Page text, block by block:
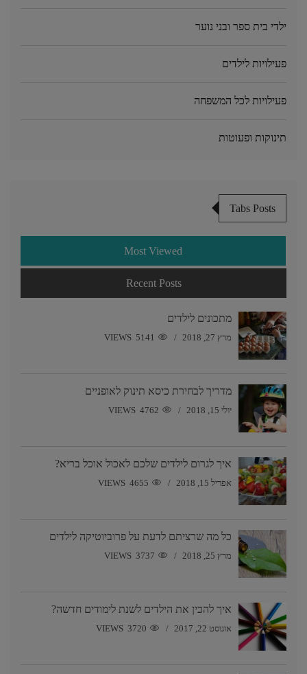
ילדי בית ספר ובני נוער
פעילויות לילדים
פעילויות לכל המשפחה
תינוקות ופעוטות
Tabs Posts
Most Viewed
Recent Posts
מתכונים לילדים
מרץ 27, 2018 5141 VIEWS
מדריך לבחירת כיסא תינוק לאופניים
יולי 15, 2018 4762 VIEWS
איך לגרום לילדים שלכם לאכול אוכל בריא?
אפריל 15, 2018 4655 VIEWS
כל מה שרציתם לדעת על פרוביוטיקה לילדים
מרץ 25, 2018 3737 VIEWS
איך להכין את הילדים לשנת לימודים חדשה?
אוגוסט 22, 2017 3720 VIEWS